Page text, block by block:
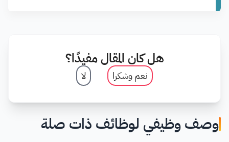
هل كان المقال مفيدًا؟
نعم وشكرا لا
وصف وظيفي لوظائف ذات صلة